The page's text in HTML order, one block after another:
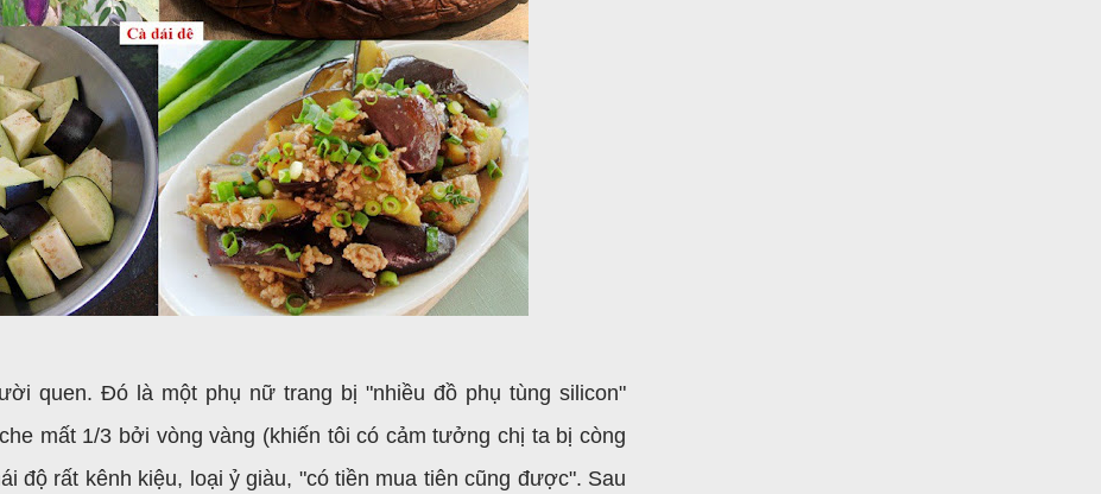
quen. Đó là một phụ nữ trang bị "nhiều đồ phụ tùng silicon"
mất 1/3 bởi vòng vàng (khiến tôi có cảm tưởng chị ta bị còng
độ rất kênh kiệu, loại ỷ giàu, "có tiền mua tiên cũng được". Sau